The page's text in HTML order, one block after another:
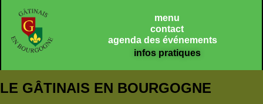
menu
contact
agenda des événements
infos pratiques
LE GÂTINAIS EN BOURGOGNE